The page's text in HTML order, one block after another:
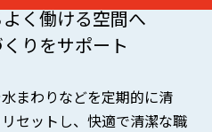
く働ける空間へ
りをサポート
まわりなどを定期的に清
セットし、快適で清潔な職